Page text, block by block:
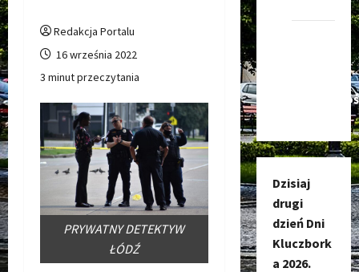
Redakcja Portalu
16 września 2022
3 minut przeczytania
PRYWATNY DETEKTYW
ŁÓDŹ
Dzisiaj
drugi
dzień Dni
Kluczbork
a 2026.